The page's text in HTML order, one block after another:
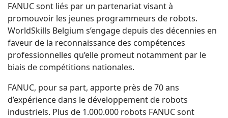
FANUC sont liés par un partenariat visant à
promouvoir les jeunes programmeurs de robots.
WorldSkills Belgium s’engage depuis des décennies en
faveur de la reconnaissance des compétences
professionnelles qu’elle promeut notamment par le
biais de compétitions nationales.
FANUC, pour sa part, apporte près de 70 ans
d’expérience dans le développement de robots
industriels. Plus de 1.000.000 robots FANUC sont